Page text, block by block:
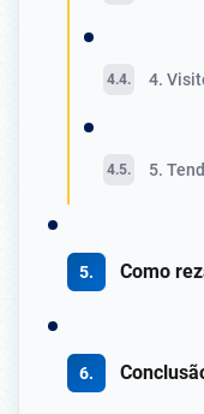
4.
5.
Como